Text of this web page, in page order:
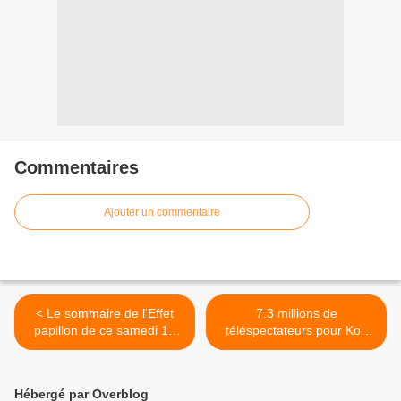
Commentaires
Ajouter un commentaire
< Le sommaire de l'Effet
papillon de ce samedi 17
novembre sur Canal +
7.3 millions de
téléspectateurs pour Koh
Lanta Malaisie sur TF1 >
Hébergé par Overblog